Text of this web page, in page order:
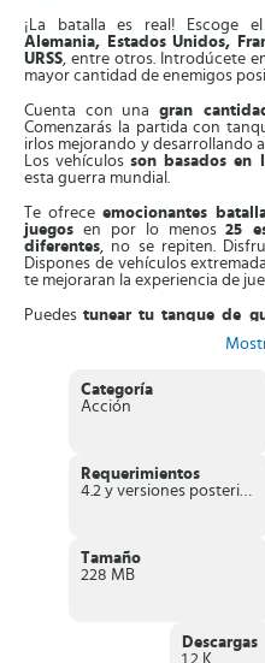
¡La batalla es real! Escoge
Alemania, Estados Unidos,
URSS, entre otros. Introdúcete
mayor cantidad de enemigos
Cuenta con una gran
Comenzarás la partida con
irlos mejorando y desarrollando
Los vehículosson basados en
esta guerra mundial.
Te ofreceemocionantes
juegos en por lo menos25
diferentes, no se repiten.
Dispones de vehículos
te mejoraran la experiencia de
Puedestunear tu tanque de
colócale camuflaje para que
Ten presente el blindaje de
excelente protección y
porque así obtendrás mejor
el disparo en
Forma tu propio clan con tus
Categoría
Acción
Requerimientos
4.2 y versiones posteriores
Tamaño
228 MB
Descargas
1.2 K